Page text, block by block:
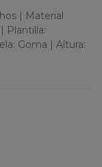
| Material
Plantilla:
Goma | Altura: